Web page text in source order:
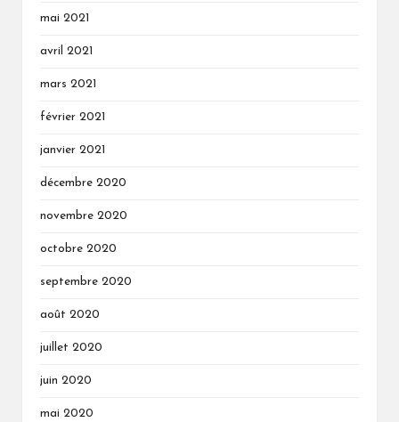
mai 2021
avril 2021
mars 2021
février 2021
janvier 2021
décembre 2020
novembre 2020
octobre 2020
septembre 2020
août 2020
juillet 2020
juin 2020
mai 2020